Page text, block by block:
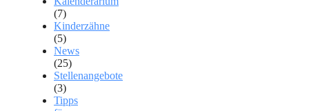
(7)
Kinderzähne
(5)
News
(25)
Stellenangebote
(3)
Tipps